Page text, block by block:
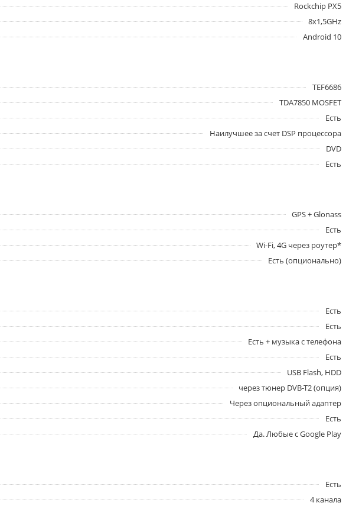
Rockchip PX5
8x1,5GHz
Android 10
TEF6686
TDA7850 MOSFET
Есть
Наилучшее за счет DSP процессора
DVD
Есть
GPS + Glonass
Есть
Wi-Fi, 4G через роутер*
Есть (опционально)
Есть
Есть
Есть + музыка с телефона
Есть
USB Flash, HDD
через тюнер DVB-T2 (опция)
Через опциональный адаптер
Есть
Да. Любые с Google Play
Есть
4 канала